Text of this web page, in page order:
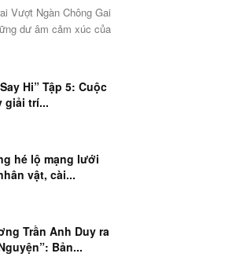
Vượt Ngàn Chông Gai
dư âm cảm xúc của
Hi” Tập 5: Cuộc
giải trí...
hé lộ mạng lưới
vật, cài...
Trần Anh Duy ra
Bản...